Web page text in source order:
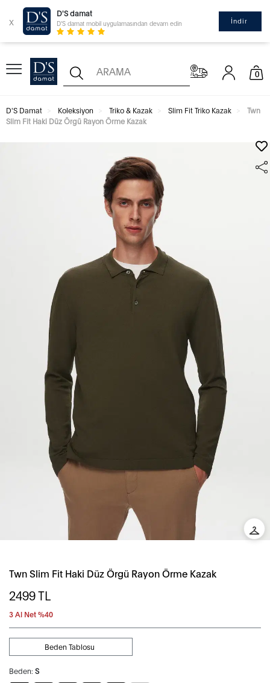
x
D'S damat
D'S damat mobil uygulamasından devam edin İndir
0
D'S Damat Koleksiyon Triko & Kazak Slim Fit Triko Kazak
Twn
Slim Fit Haki Düz Örgü Rayon Örme Kazak
Twn Slim Fit Haki Düz Örgü Rayon Örme Kazak
2499TL
3 Al Net %40
Beden: S
Beden Tablosu